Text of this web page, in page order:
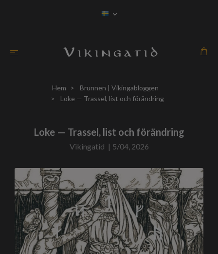
Hem
Brunnen | Vikingabloggen
Loke — Trassel, list och förändring
Loke — Trassel, list och förändring
Vikingatid | 5/04, 2026